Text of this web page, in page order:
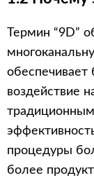
Термин “9D”
обеспечивает
воздействие
процедуры
более